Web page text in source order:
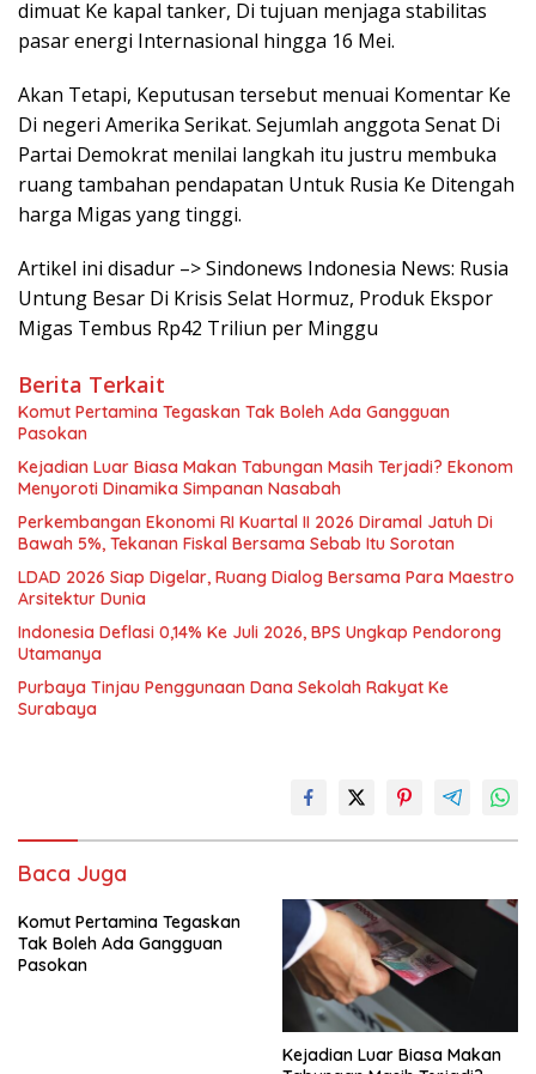
dimuat Ke kapal tanker, Di tujuan menjaga stabilitas
pasar energi Internasional hingga 16 Mei.
Akan Tetapi, Keputusan tersebut menuai Komentar Ke
Di negeri Amerika Serikat. Sejumlah anggota Senat Di
Partai Demokrat menilai langkah itu justru membuka
ruang tambahan pendapatan Untuk Rusia Ke Ditengah
harga Migas yang tinggi.
Artikel ini disadur –> Sindonews Indonesia News: Rusia
Untung Besar Di Krisis Selat Hormuz, Produk Ekspor
Migas Tembus Rp42 Triliun per Minggu
Berita Terkait
Komut Pertamina Tegaskan Tak Boleh Ada Gangguan
Pasokan
Kejadian Luar Biasa Makan Tabungan Masih Terjadi? Ekonom
Menyoroti Dinamika Simpanan Nasabah
Perkembangan Ekonomi RI Kuartal II 2026 Diramal Jatuh Di
Bawah 5%, Tekanan Fiskal Bersama Sebab Itu Sorotan
LDAD 2026 Siap Digelar, Ruang Dialog Bersama Para Maestro
Arsitektur Dunia
Indonesia Deflasi 0,14% Ke Juli 2026, BPS Ungkap Pendorong
Utamanya
Purbaya Tinjau Penggunaan Dana Sekolah Rakyat Ke
Surabaya
Baca Juga
Komut Pertamina Tegaskan
Tak Boleh Ada Gangguan
Pasokan
Kejadian Luar Biasa Makan